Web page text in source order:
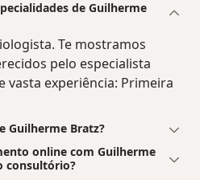
de Guilherme
Te mostramos
pelo especialista
vasta experiência: Primeira
Guilherme Bratz?
online com Guilherme
consultório?